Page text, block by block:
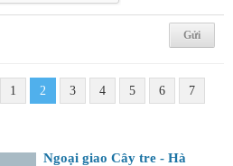
1 2 3 4 5 6 7
Ngoại giao Cây tre - Hà